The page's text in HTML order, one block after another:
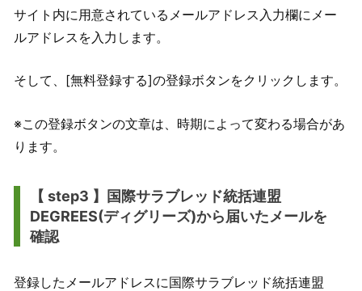
サイト内に用意されているメールアドレス入力欄にメー
ルアドレスを入力します。
そして、[無料登録する]の登録ボタンをクリックします。
※この登録ボタンの文章は、時期によって変わる場合があ
ります。
【 step3 】国際サラブレッド統括連盟
DEGREES(ディグリーズ)から届いたメールを
確認
登録したメールアドレスに国際サラブレッド統括連盟